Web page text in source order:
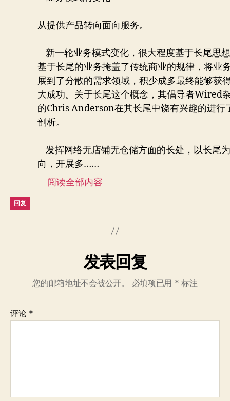
从提供产品转向面向服务。
新一轮业务模式变化，很大程度基于长尾思
基于长尾的业务掩盖了传统商业的规律，将业
展到了分散的需求领域，积少成多最终能够获
大成功。关于长尾这个概念，其倡导者Wired
的Chris Anderson在其长尾中饶有兴趣的进行
剖析。
发挥网络无店铺无仓储方面的长处，以长尾
向，开展多……
阅读全部内容
回复
发表回复
您的邮箱地址不会被公开。 必填项已用 * 标注
评论 *